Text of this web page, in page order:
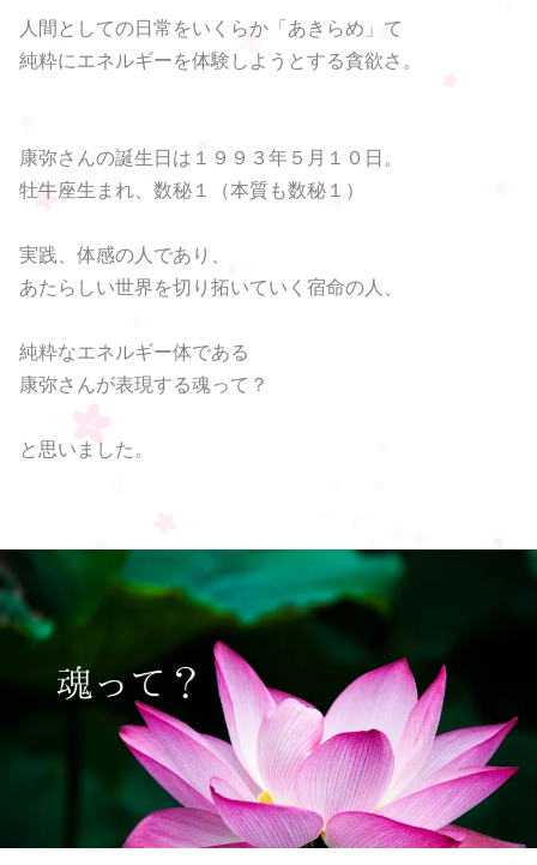
人間としての日常をいくらか「あきらめ」て
純粋にエネルギーを体験しようとする貪欲さ。
康弥さんの誕生日は１９９３年５月１０日。
牡牛座生まれ、数秘１（本質も数秘１）
実践、体感の人であり、
あたらしい世界を切り拓いていく宿命の人、
純粋なエネルギー体である
康弥さんが表現する魂って？
と思いました。